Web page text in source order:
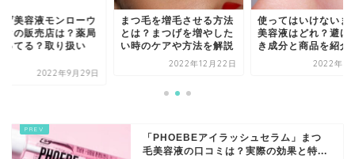
げ美容液モンローウ
クの販売店は？薬局
ってる？取り扱い
2022年9月29日
まつ毛を増毛させる方法
とは？まつげを増やした
い時のケアや方法を解説
2022年12月22日
使ってはいけないま
美容液はどれ？避け
き成分と商品を紹介
2022年9
「PHOEBEアイラッシュセラム」まつ
毛美容液の口コミは？実際の効果と特...